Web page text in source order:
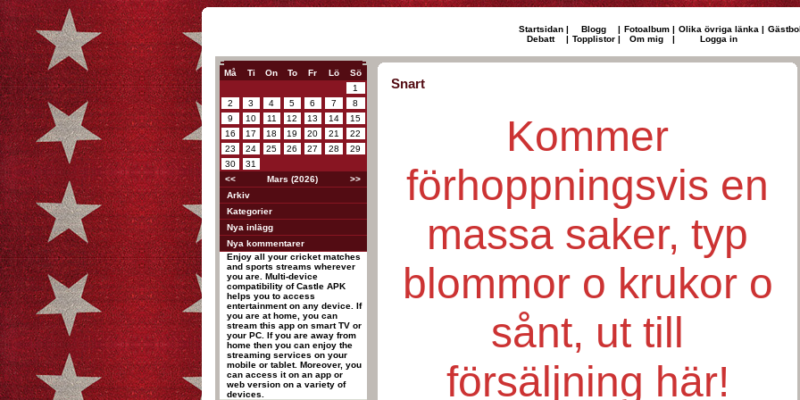
Startsidan | Blogg | Fotoalbum | Olika övriga länka |
Debatt
| Topplistor | Om mig | Logga in
Må Ti On To Fr Lö
Sö
1
2
3 4 5 6 7
8
9
10 11 12 13 14
15
16
17 18 19 20 21
22
23
24 25 26 27 28
29
30
31
<<
Mars (2026)
>>
Arkiv
Kategorier
Nya inlägg
Nya kommentarer
Enjoy all your cricket matches
and sports streams wherever
you are. Multi-device
compatibility of Castle APK
helps you to access
entertainment on any device. If
you are at home, you can
stream this app on smart TV or
your PC. If you are away from
home then you can enjoy the
streaming services on your
mobile or tablet. Moreover, you
can access it on an app or
web version on a variety of
devices.
Snart
Kommer
förhoppningsvis en
massa saker, typ
blommor o krukor o
sånt, ut till
försäljning här!